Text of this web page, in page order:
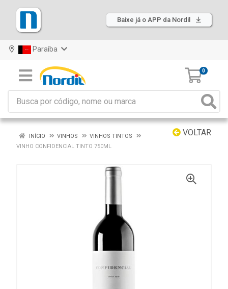
Baixe já o APP da Nordil
Paraíba
0
VOLTAR
INÍCIO VINHOS
VINHOS TINTOS
VINHO CONFIDENCIAL TINTO 750ML